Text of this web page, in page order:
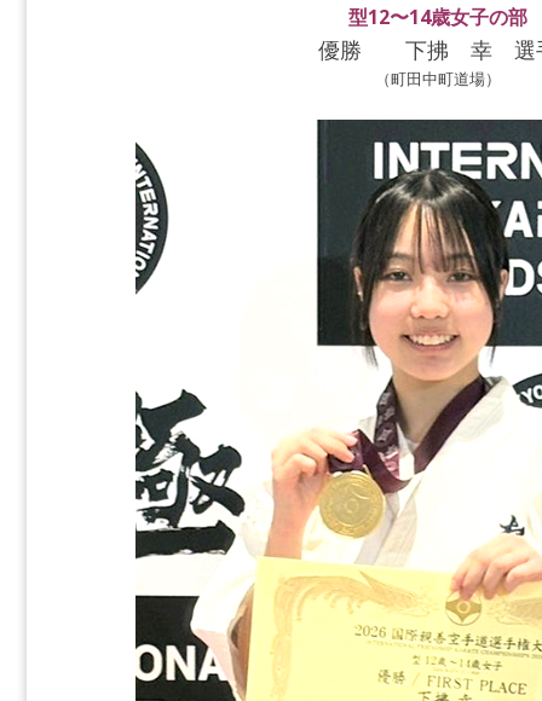
型12〜14歳女子の部
優勝 下拂 幸 選
（町田中町道場）